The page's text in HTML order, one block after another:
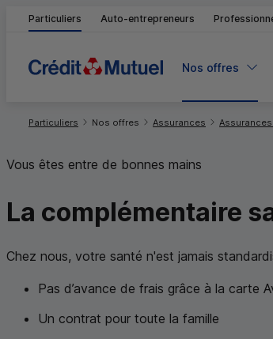
Particuliers Auto-entrepreneurs
Nos offres
Particuliers Nos offres Assurances
Vous êtes entre de bonnes mains
La complémentaire
Chez nous, votre santé n'est jamais
Pas d’avance de frais grâce à la carte
Un contrat pour toute la famille